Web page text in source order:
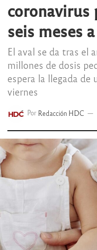
coronavirus
seis meses
El aval se da tras el
millones de dosis
espera la llegada
viernes
Por Redacción HDC